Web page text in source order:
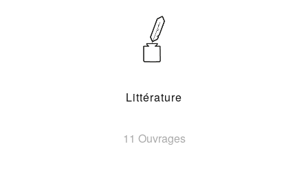
Littérature
11 Ouvrages